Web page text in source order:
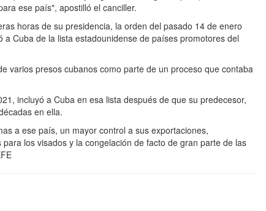
ese país", apostilló el canciller.
horas de su presidencia, la orden del pasado 14 de enero
Cuba de la lista estadounidense de países promotores del
varios presos cubanos como parte de un proceso que contaba
incluyó a Cuba en esa lista después de que su predecesor,
en ella.
a ese país, un mayor control a sus exportaciones,
los visados y la congelación de facto de gran parte de las